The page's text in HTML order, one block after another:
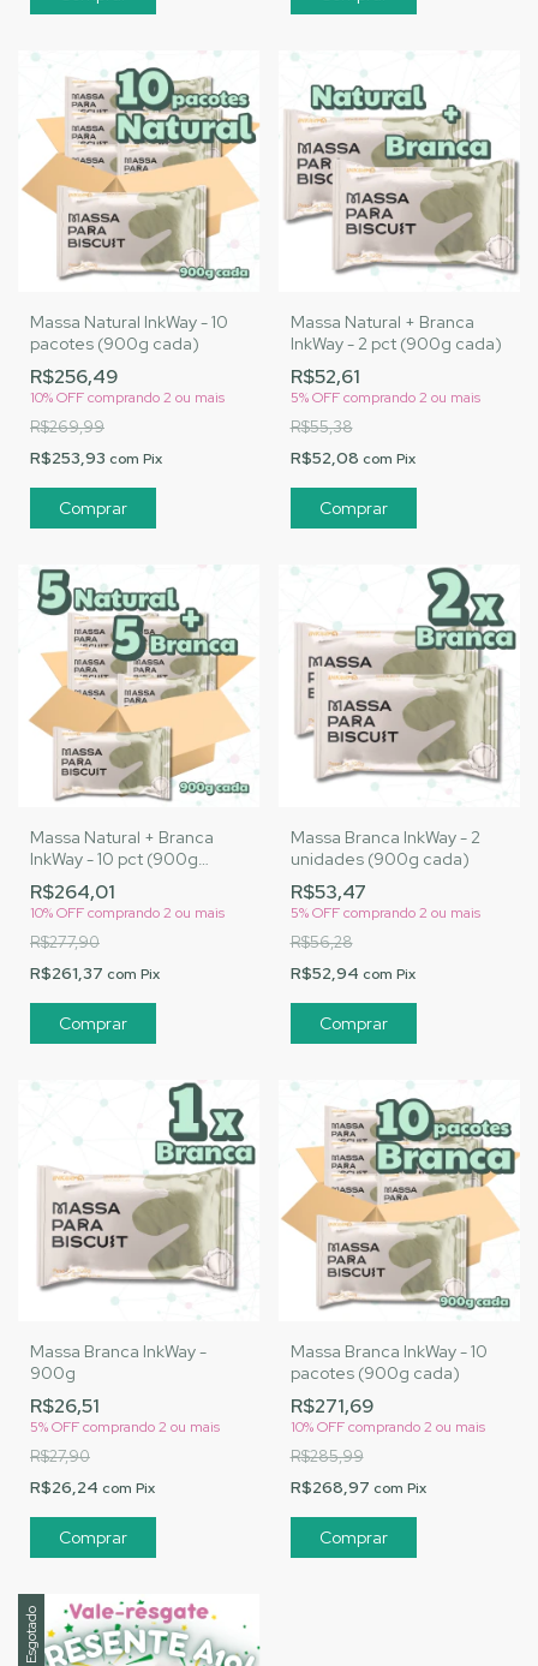
Massa Natural InkWay - 10
pacotes (900g cada)
R$256,49
10% OFFcomprando 2 ou mais
R$269,99
R$253,93 com Pix
Massa Natural + Branca
InkWay - 2 pct (900g cada)
R$52,61
5% OFF comprando 2 ou mais
R$55,38
R$52,08 com Pix
Massa Natural + Branca
InkWay - 10 pct (900g
cada)
R$264,01
10% OFFcomprando 2 ou mais
R$277,90
R$261,37 com Pix
Massa Branca InkWay - 2
unidades (900g cada)
R$53,47
5% OFF comprando 2 ou mais
R$56,28
R$52,94 com Pix
Massa Branca InkWay -
900g
R$26,51
5% OFFcomprando 2 ou mais
R$27,90
R$26,24 com Pix
Massa Branca InkWay - 10
pacotes (900g cada)
R$271,69
10% OFF comprando 2 ou mais
R$285,99
R$268,97 com Pix
Esgotado